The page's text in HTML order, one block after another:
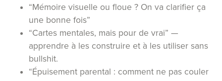
“Mémoire visuelle ou floue ? On va clarifier ça
une bonne fois”
“Cartes mentales, mais pour de vrai” —
apprendre à les construire et à les utiliser sans
bullshit.
“Épuisement parental : comment ne pas couler